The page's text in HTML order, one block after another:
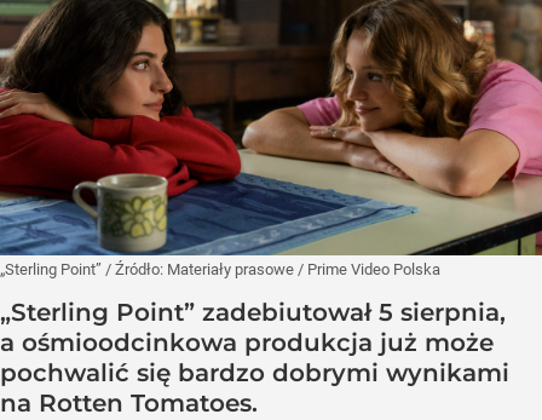
„Sterling Point” / Źródło: Materiały prasowe / Prime Video Polska
„Sterling Point” zadebiutował 5 sierpnia,
a ośmioodcinkowa produkcja już może
pochwalić się bardzo dobrymi wynikami
na Rotten Tomatoes.